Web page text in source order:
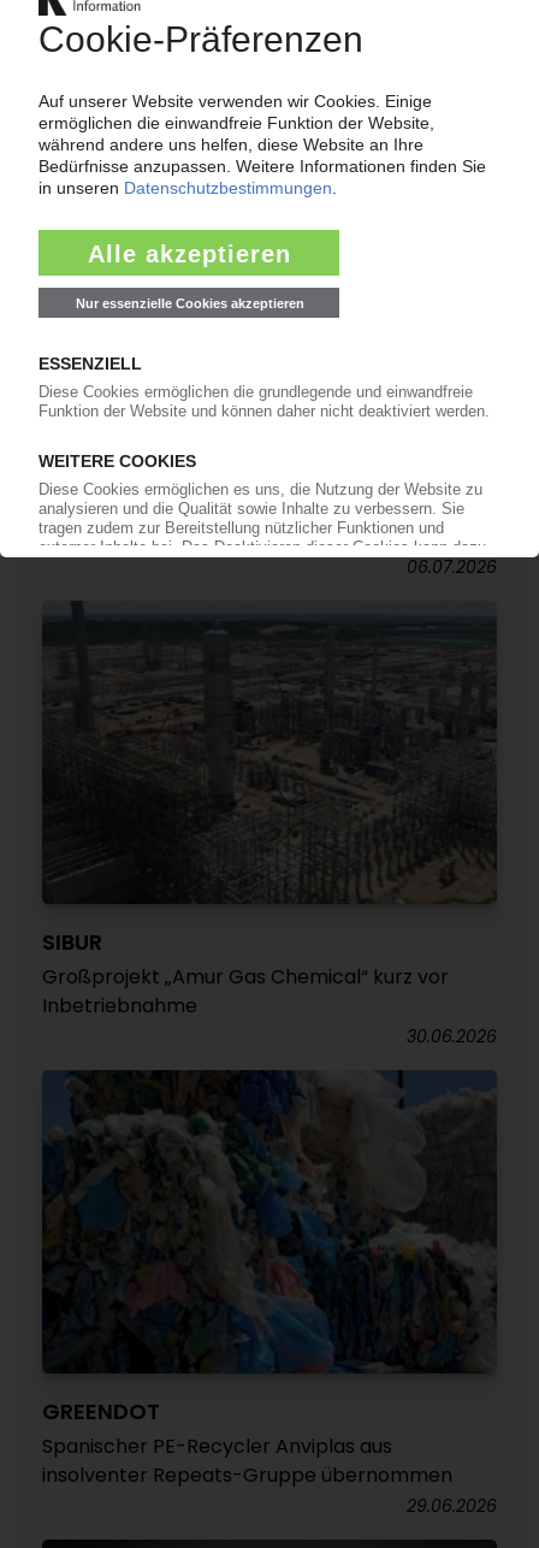
Indien plant Anti-Dumping-Zölle auf Material
aus Saudi-Arabien, den Emiraten und Malaysia
Anti-Dumping-Vorwurf: Großbritannien
untersucht Importe aus USA / Würde Material
durch Strafzölle in EU umgelenkt?
06.07.2026
SIBUR
Großprojekt „Amur Gas Chemical“ kurz vor
Inbetriebnahme
30.06.2026
GREENDOT
Spanischer PE-Recycler Anviplas aus
insolventer Repeats-Gruppe übernommen
29.06.2026